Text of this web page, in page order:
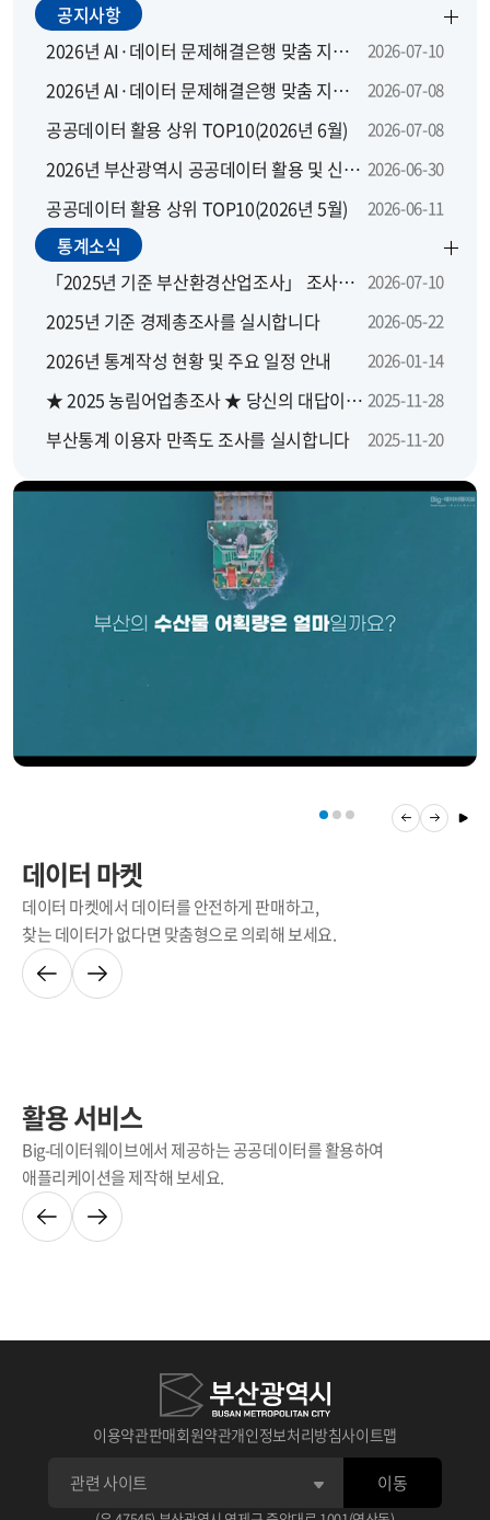
공지사항
2026년 AI·데이터 문제해결은행 맞춤 지원 모집 공고
2026-07-10
2026년 AI·데이터 문제해결은행 맞춤 지원사업 지역별 설명회 2026-07-08
공공데이터 활용 상위 TOP10(2026년 6월) 2026-07-08
2026년 부산광역시 공공데이터 활용 및 신규 개방 수요 설문조사 2026-06-30
공공데이터 활용 상위 TOP10(2026년 5월) 2026-06-11
통계소식
「2025년 기준 부산환경산업조사」 조사요원을 모집합니다. 2026-07-10
2025년 기준 경제총조사를 실시합니다 2026-05-22
2026년 통계작성 현황 및 주요 일정 안내 2026-01-14
★ 2025 농림어업총조사 ★ 당신의 대답이 대한민국의 농산어촌에 좋은 답이 됩니다 2025-11-28
부산통계 이용자 만족도 조사를 실시합니다 2025-11-20
데이터 마켓
데이터 마켓에서 데이터를 안전하게 판매하고,
찾는 데이터가 없다면 맞춤형으로 의뢰해 보세요.
활용 서비스
Big-데이터웨이브에서 제공하는 공공데이터를 활용하여
애플리케이션을 제작해 보세요.
이용약관판매회원약관개인정보처리방침사이트맵
이동